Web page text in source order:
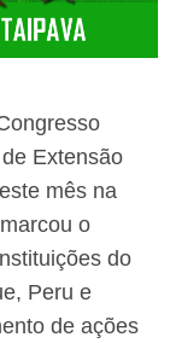
Extensão
mês na
o
do
Peru e
de ações